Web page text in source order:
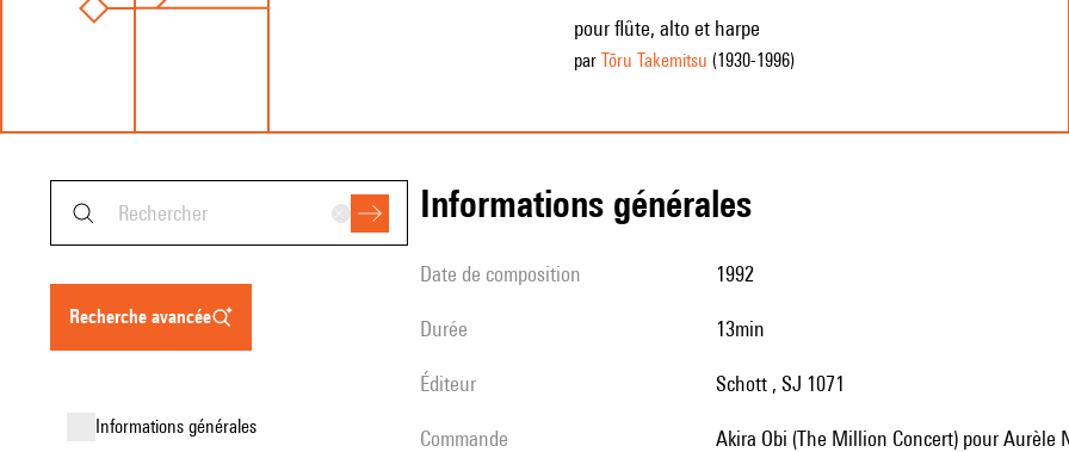
pour flûte, alto et harpe
par Tōru Takemitsu (1930-1996)
recherche avancée
informations générales
informations générales
date de composition 1992
durée 13min
éditeur Schott , SJ 1071
Commande Akira Obi (The Million Concert) pour Aurèle